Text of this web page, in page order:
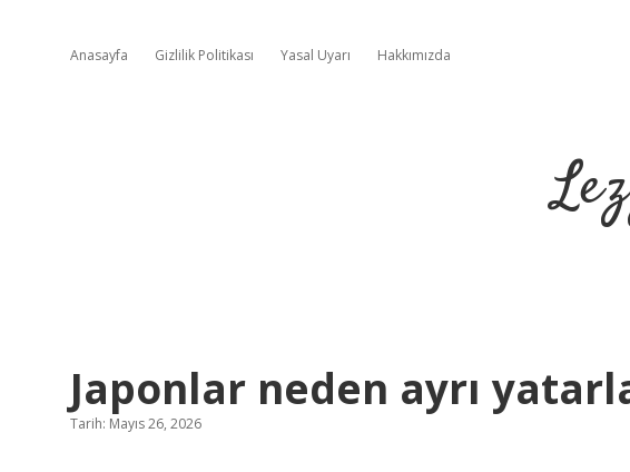
Anasayfa Gizlilik Politikası Yasal Uyarı Hakkımızda
Japonlar neden ayrı
Tarih: Mayıs 26, 2026